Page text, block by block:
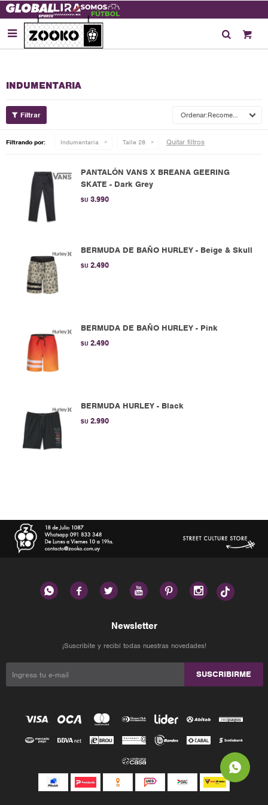

INDUMENTARIA
Recomendados
Filtrando por: Indumentaria Talle 28 Quitar filtros
PANTALÓN VANS X BREANA GEERING
SKATE - Dark Grey
$U 3.990
BERMUDA DE BAÑO HURLEY - Beige & Skull
$U 2.490
BERMUDA DE BAÑO HURLEY - Pink
$U 2.490
BERMUDA HURLEY - Black
$U 2.990
     
Newsletter
¡Suscribite y recibí todas nuestras novedades!
SUSCRIBIRME